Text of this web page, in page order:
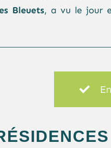
Bleuets, a vu le jour